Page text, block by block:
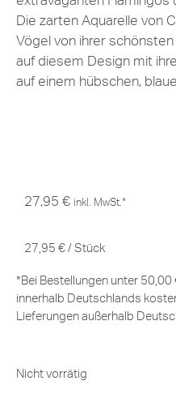
Die zarten Aquarelle von
Vögel von ihrer
auf diesem Design mit
auf einem hübschen,
27,95 € inkl. MwSt.*
27,95 € / Stück
*Bei Bestellungen unter
innerhalb Deutschlands
Lieferungen außerhalb
Nicht vorrätig